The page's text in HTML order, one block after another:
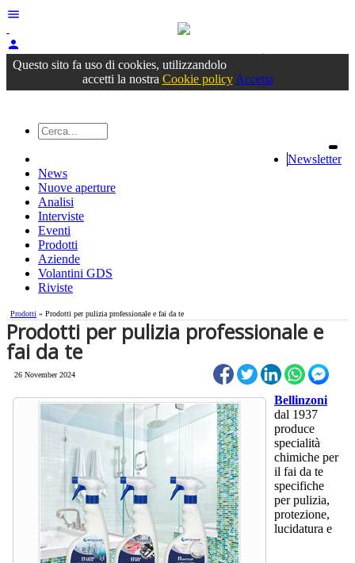
menu
person
Accedioppure registrati
Questo sito fa uso di cookies, utilizzandolo
accetti la nostra Cookie policy Accetta
Newsletter
News
Nuove aperture
Analisi
Interviste
Eventi
Prodotti
Aziende
Volantini GDS
Riviste
Prodotti » Prodotti per pulizia professionale e fai da te
Prodotti per pulizia professionale e
fai da te
26 November 2024
Bellinzoni
dal 1937
produce
specialità
chimiche per
il fai da te
specifiche
per pulizia,
protezione,
lucidatura e